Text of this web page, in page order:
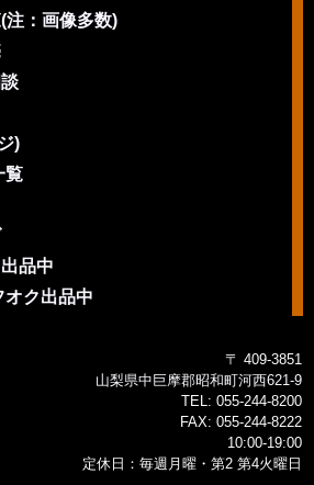
注：画像多数)
)
覧
品中
オク出品中
〒 409-3851
山梨県中巨摩郡昭和町河西621-9
TEL: 055-244-8200
FAX: 055-244-8222
10:00-19:00
定休日：毎週月曜・第2 第4火曜日